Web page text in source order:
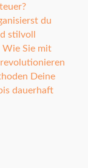
du
stilvoll
Sie mit
Deine
dauerhaft